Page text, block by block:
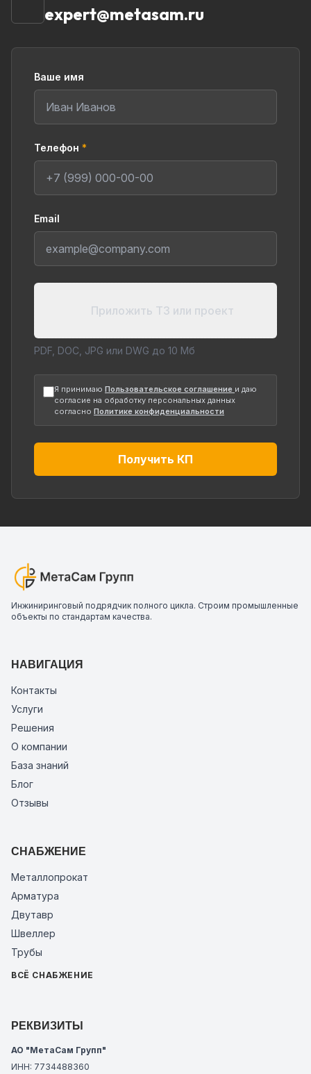
expert@metasam.ru
Ваше имя
Телефон *
Email
Приложить ТЗ или проект
PDF, DOC, JPG или DWG до 10 Мб
Я принимаю Пользовательское соглашение и даю
согласие на обработку персональных данных
согласно Политике конфиденциальности
Получить КП
Инжиниринговый подрядчик полного цикла. Строим промышленные
объекты по стандартам качества.
НАВИГАЦИЯ
Контакты
Услуги
Решения
О компании
База знаний
Блог
Отзывы
СНАБЖЕНИЕ
Металлопрокат
Арматура
Двутавр
Швеллер
Трубы
ВСЁ СНАБЖЕНИЕ
РЕКВИЗИТЫ
АО "МетаСам Групп"
ИНН: 7734488360